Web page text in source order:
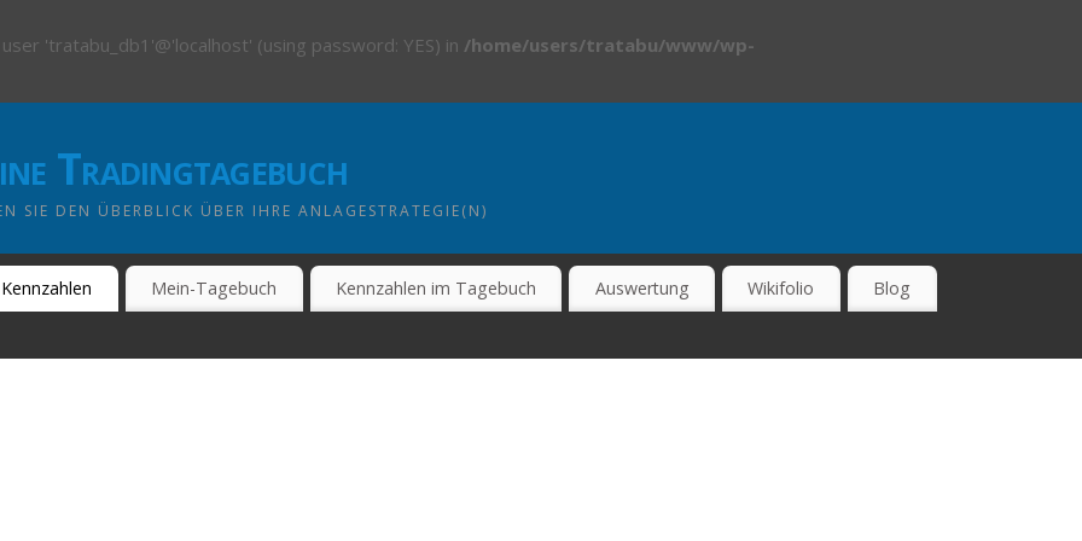
'tratabu_db1'@'localhost' (using password: YES) in /home/users/tratabu/www/wp-
Tradingtagebuch
SIE DEN ÜBERBLICK ÜBER IHRE ANLAGESTRATEGIE(N)
Kennzahlen Mein-Tagebuch Kennzahlen im Tagebuch Auswertung Wikifolio Blog